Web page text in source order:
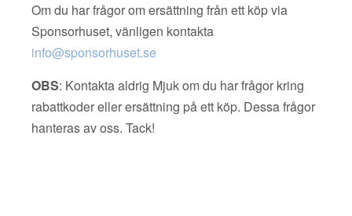
Om du har frågor om ersättning från ett köp via
Sponsorhuset, vänligen kontakta
info@sponsorhuset.se
OBS: Kontakta aldrig Mjuk om du har frågor kring
rabattkoder eller ersättning på ett köp. Dessa frågor
hanteras av oss. Tack!